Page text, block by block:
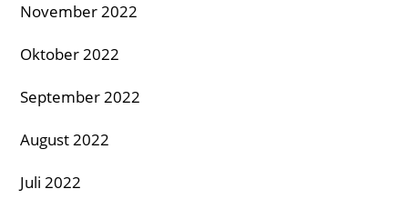
November 2022
Oktober 2022
September 2022
August 2022
Juli 2022